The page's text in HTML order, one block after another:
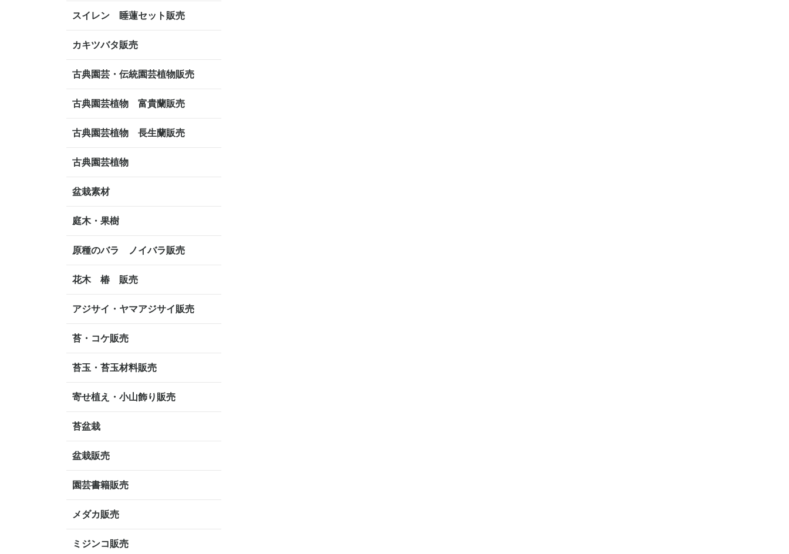
スイレン 睡蓮セット販売
カキツバタ販売
古典園芸・伝統園芸植物販売
古典園芸植物 富貴蘭販売
古典園芸植物 長生蘭販売
古典園芸植物
盆栽素材
庭木・果樹
原種のバラ ノイバラ販売
花木 椿 販売
アジサイ・ヤマアジサイ販売
苔・コケ販売
苔玉・苔玉材料販売
寄せ植え・小山飾り販売
苔盆栽
盆栽販売
園芸書籍販売
メダカ販売
ミジンコ販売